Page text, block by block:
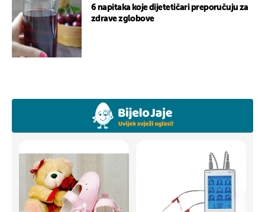
6 napitaka koje dijetetičari preporučuju za
zdrave zglobove